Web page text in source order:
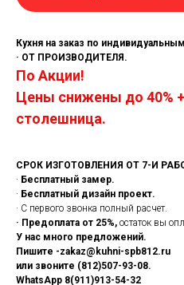
Кухня на заказ по
· ОТ ПРОИЗВОДИТЕЛЯ.
По Акции!
Цены снижены до 40%
столешница.
СРОК ИЗГОТОВЛЕНИЯ ОТ 7-И
· Бесплатный замер.
· Бесплатный дизайн проект.
· С первого звонка полный расчет.
· Предоплата от 25%, остаток вы
У нас много предложений.
Пишите -zakaz@kuhni-spb812.ru
или звоните (812)507-93-08.
WhatsApp 8(911)913-54-32